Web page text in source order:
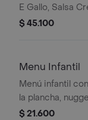
E Gallo, Salsa
Y Cilantro.
$ 45.100
Menu Infantil
Menú infantil
la plancha,
$ 21.600